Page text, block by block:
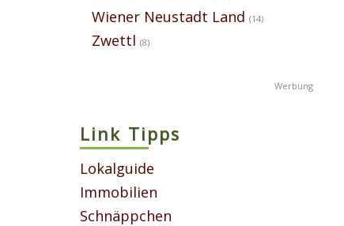
Wiener Neustadt Land (14)
Zwettl (8)
Link Tipps
Lokalguide
Immobilien
Schnäppchen